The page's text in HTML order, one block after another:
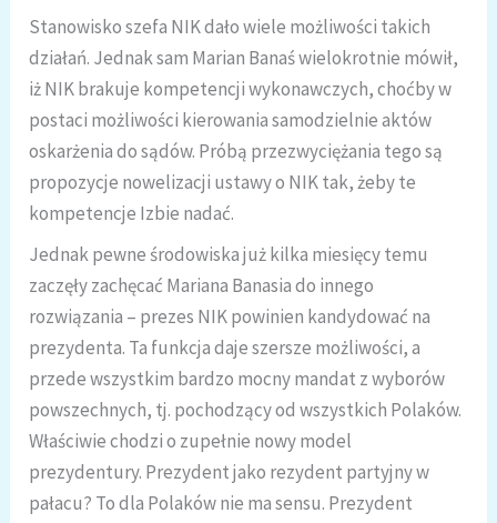
Stanowisko szefa NIK dało wiele możliwości takich
działań. Jednak sam Marian Banaś wielokrotnie mówił,
iż NIK brakuje kompetencji wykonawczych, choćby w
postaci możliwości kierowania samodzielnie aktów
oskarżenia do sądów. Próbą przezwyciężania tego są
propozycje nowelizacji ustawy o NIK tak, żeby te
kompetencje Izbie nadać.
Jednak pewne środowiska już kilka miesięcy temu
zaczęły zachęcać Mariana Banasia do innego
rozwiązania – prezes NIK powinien kandydować na
prezydenta. Ta funkcja daje szersze możliwości, a
przede wszystkim bardzo mocny mandat z wyborów
powszechnych, tj. pochodzący od wszystkich Polaków.
Właściwie chodzi o zupełnie nowy model
prezydentury. Prezydent jako rezydent partyjny w
pałacu? To dla Polaków nie ma sensu. Prezydent